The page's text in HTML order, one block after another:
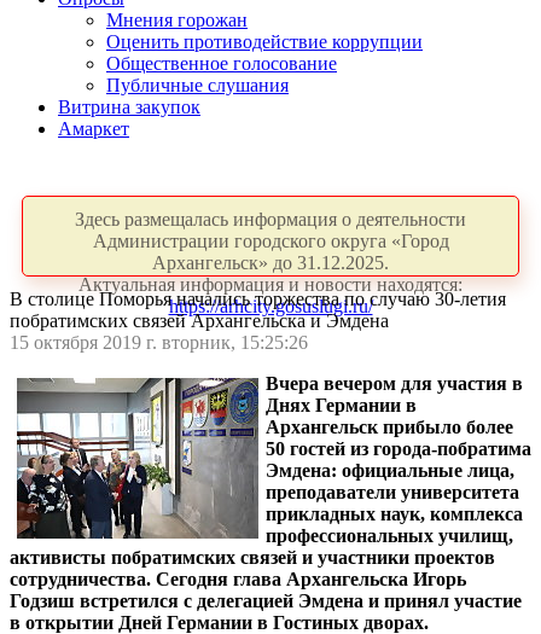
Мнения горожан
Оценить противодействие коррупции
Общественное голосование
Публичные слушания
Витрина закупок
Амаркет
Здесь размещалась информация о деятельности
Администрации городского округа «Город
Архангельск» до 31.12.2025.
Актуальная информация и новости находятся:
https://arhcity.gosuslugi.ru/
В столице Поморья начались торжества по случаю 30-летия
побратимских связей Архангельска и Эмдена
15 октября 2019 г. вторник, 15:25:26
Вчера вечером для участия в
Днях Германии в
Архангельск прибыло более
50 гостей из города-побратима
Эмдена: официальные лица,
преподаватели университета
прикладных наук, комплекса
профессиональных училищ,
активисты побратимских связей и участники проектов
сотрудничества. Сегодня глава Архангельска Игорь
Годзиш встретился с делегацией Эмдена и принял участие
в открытии Дней Германии в Гостиных дворах.